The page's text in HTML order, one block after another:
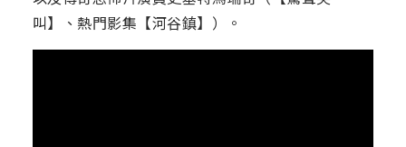
叫】、熱門影集【河谷鎮】）。